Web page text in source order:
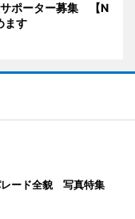
サポーター募集 【N
ます
レード全貌 写真特集